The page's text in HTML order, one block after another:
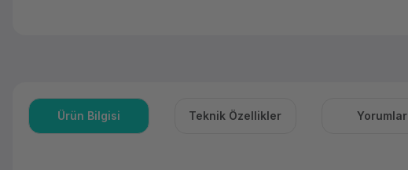
Ürün Bilgisi Teknik Özellikler Yorumlar